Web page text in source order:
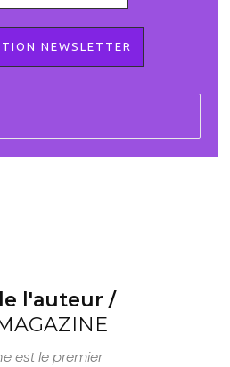
l'auteur /
est le premier